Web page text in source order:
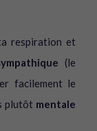
respiration et
(le
facilement le
plutôt mentale